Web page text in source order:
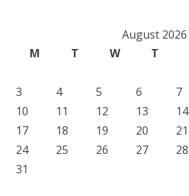
August 2026
M
T W T
3
4 5 6 7
10
11 12 13 14
17
18 19 20 21
24
25 26 27 28
31